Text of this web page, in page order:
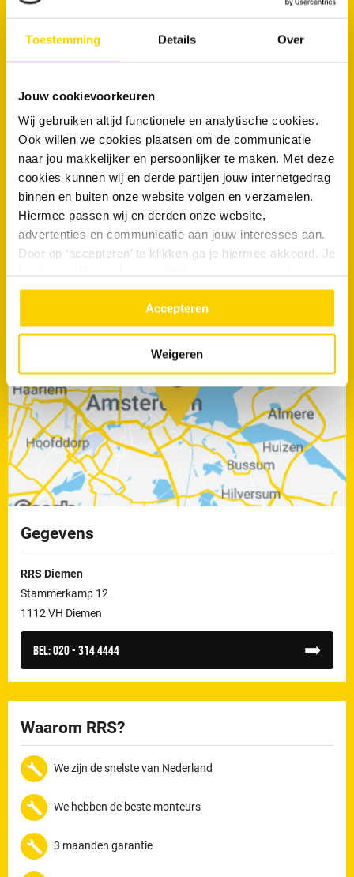
Toestemming Details Over
Jouw cookievoorkeuren
Wij gebruiken altijd functionele en analytische cookies.
Ook willen we cookies plaatsen om de communicatie
naar jou makkelijker en persoonlijker te maken. Met deze
cookies kunnen wij en derde partijen jouw internetgedrag
binnen en buiten onze website volgen en verzamelen.
Hiermee passen wij en derden onze website,
advertenties en communicatie aan jouw interesses aan.
Door op ‘accepteren’ te klikken ga je hiermee akkoord. Je
meer over in onsprivacy beleid.
Accepteren
Weigeren
Maak nu een afspraak
RRS Diemen en het werkgebied
De vestiging in Diemen verzorgt rioolservice in een groot deel
Amsterdam
Zaandam
Amstelveen
Haarlem
Hoofddorp
Heemstede
Mijdrecht
Bussum
Naarden
020 - 314 4444
Gegevens
RRS Diemen
Stammerkamp 12
1112 VH Diemen
Bel:020 - 314 4444
Waarom RRS?
We zijn de snelste van Nederland
We hebben de beste monteurs
3 maanden garantie